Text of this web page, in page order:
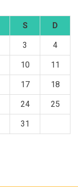
S D
3 4
10 11
17 18
24 25
31